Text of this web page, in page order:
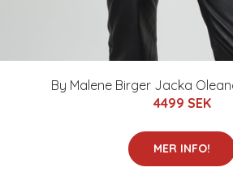
By Malene Birger Jacka
4499 SEK
MER INFO!